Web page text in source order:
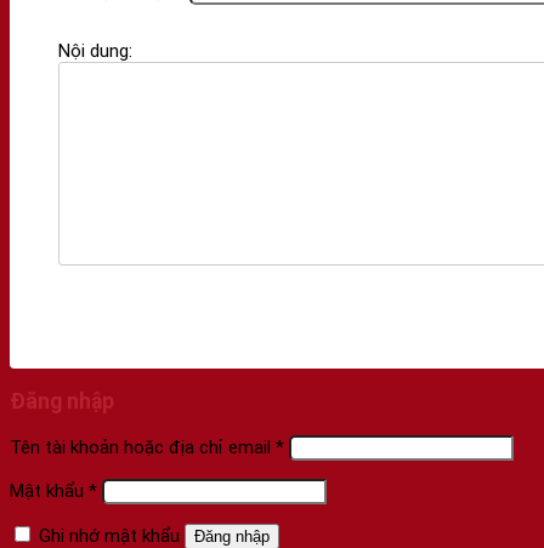
Nội dung:
Đăng nhập
Tên tài khoản hoặc địa chỉ email *
Mật khẩu *
Ghi nhớ mật khẩu Đăng nhập